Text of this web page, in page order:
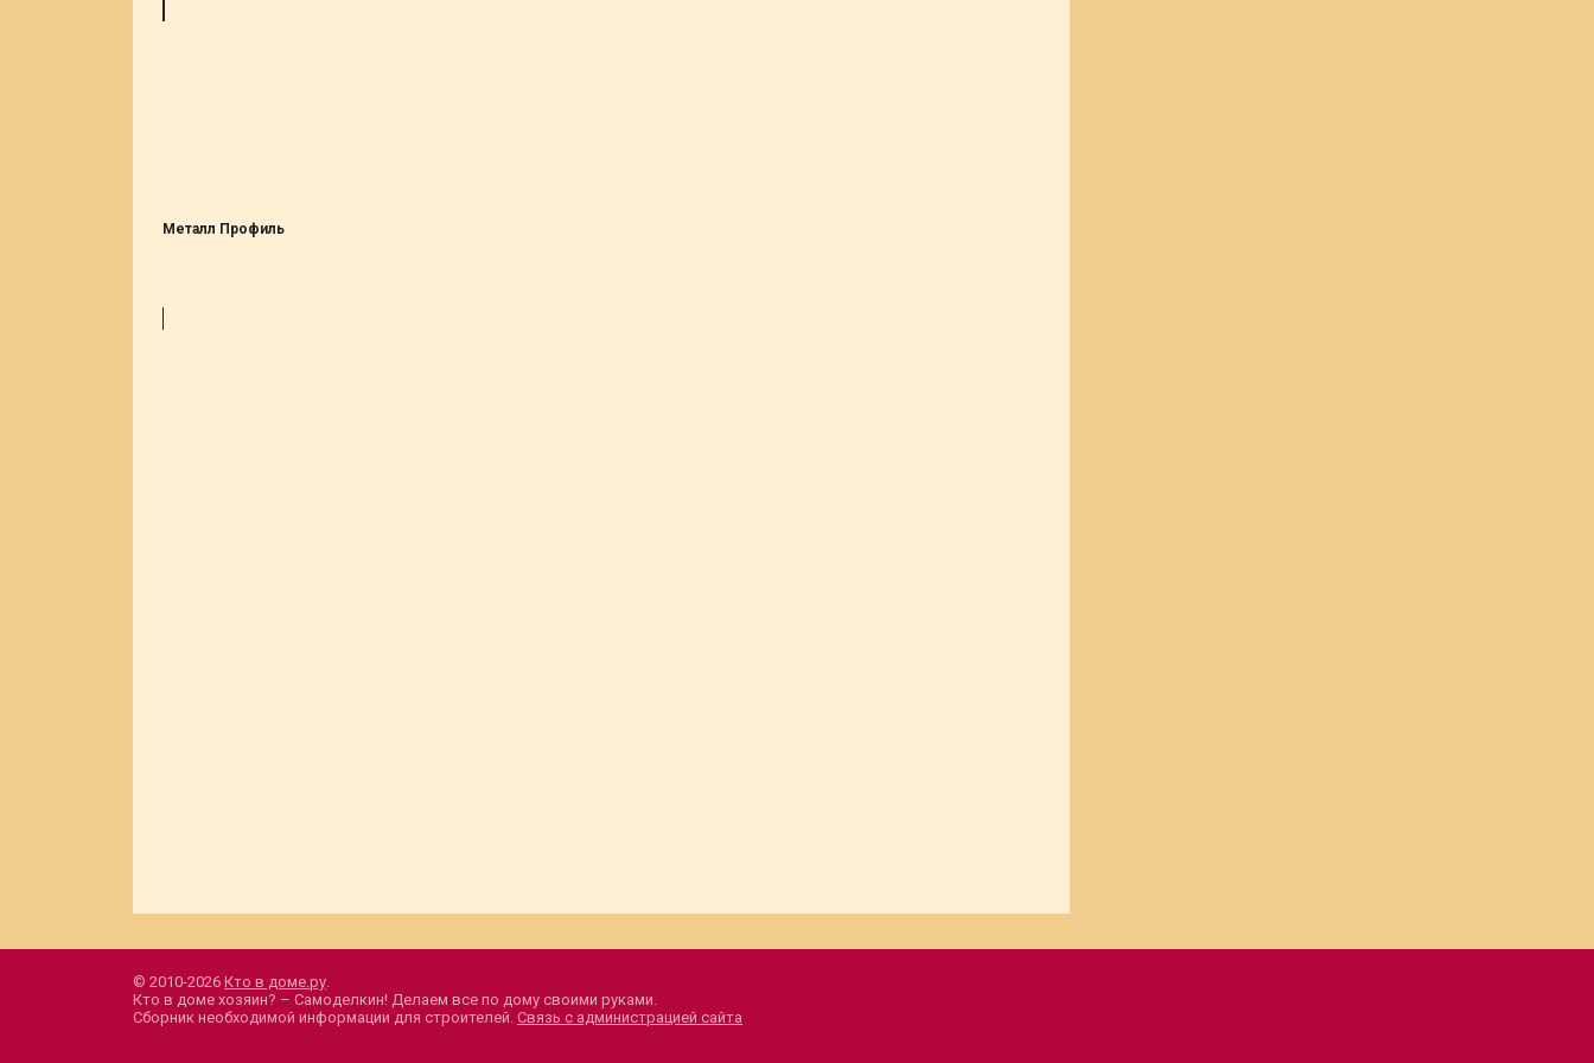
Металл Профиль
© 2010-2026 Кто в доме.ру.
Кто в доме хозяин? – Самоделкин! Делаем все по дому своими руками.
Сборник необходимой информации для строителей. Связь с администрацией сайта